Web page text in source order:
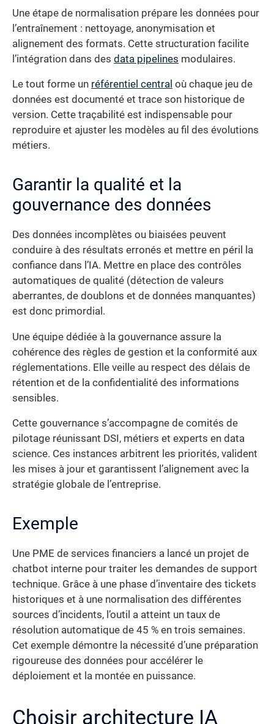
Une étape de normalisation prépare les données pour
l’entraînement : nettoyage, anonymisation et
alignement des formats. Cette structuration facilite
l’intégration dans des data pipelines modulaires.
Le tout forme un référentiel central où chaque jeu de
données est documenté et trace son historique de
version. Cette traçabilité est indispensable pour
reproduire et ajuster les modèles au fil des évolutions
métiers.
Garantir la qualité et la
gouvernance des données
Des données incomplètes ou biaisées peuvent
conduire à des résultats erronés et mettre en péril la
confiance dans l’IA. Mettre en place des contrôles
automatiques de qualité (détection de valeurs
aberrantes, de doublons et de données manquantes)
est donc primordial.
Une équipe dédiée à la gouvernance assure la
cohérence des règles de gestion et la conformité aux
réglementations. Elle veille au respect des délais de
rétention et de la confidentialité des informations
sensibles.
Cette gouvernance s’accompagne de comités de
pilotage réunissant DSI, métiers et experts en data
science. Ces instances arbitrent les priorités, valident
les mises à jour et garantissent l’alignement avec la
stratégie globale de l’entreprise.
Exemple
Une PME de services financiers a lancé un projet de
chatbot interne pour traiter les demandes de support
technique. Grâce à une phase d’inventaire des tickets
historiques et à une normalisation des différentes
sources d’incidents, l’outil a atteint un taux de
résolution automatique de 45 % en trois semaines.
Cet exemple démontre la nécessité d’une préparation
rigoureuse des données pour accélérer le
déploiement et la montée en puissance.
Choisir architecture IA